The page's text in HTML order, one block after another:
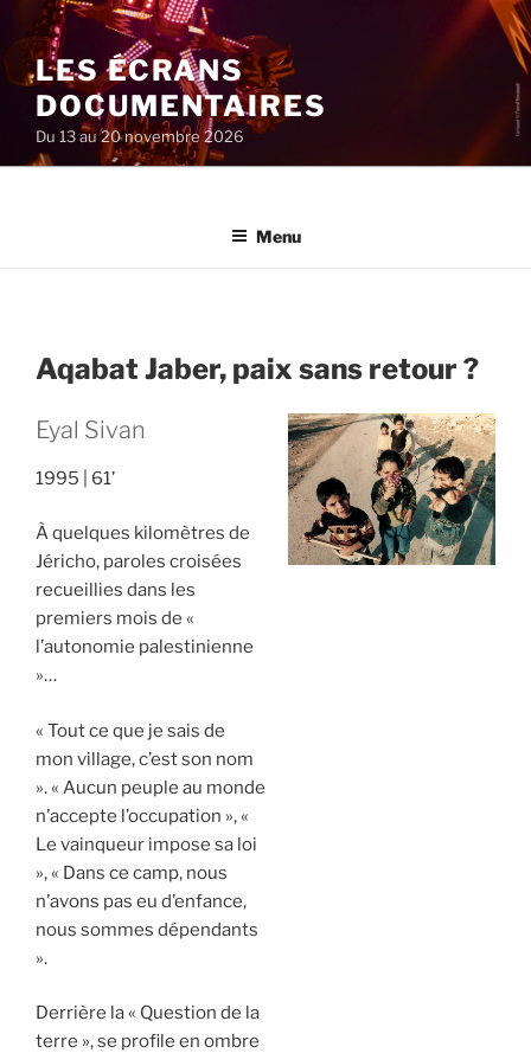
au
contenu
principal
LES ÉCRANS
DOCUMENTAIRES
Du 13 au 20 novembre 2026
Menu
Aqabat Jaber, paix sans retour ?
Eyal Sivan
1995 61’
À quelques kilomètres de
Jéricho, paroles croisées
recueillies dans les
premiers mois de «
l’autonomie palestinienne
»…
« Tout ce que je sais de
mon village, c’est son nom
». « Aucun peuple au monde
n’accepte l’occupation », «
Le vainqueur impose sa loi
», « Dans ce camp, nous
n’avons pas eu d’enfance,
nous sommes dépendants
».
Derrière la « Question de la
terre », se profile en ombre